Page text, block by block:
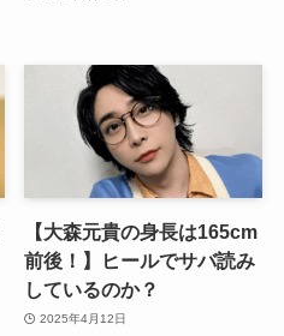
【大森元貴の身長は165cm
前後！】ヒールでサバ読み
しているのか？
2025年4月12日